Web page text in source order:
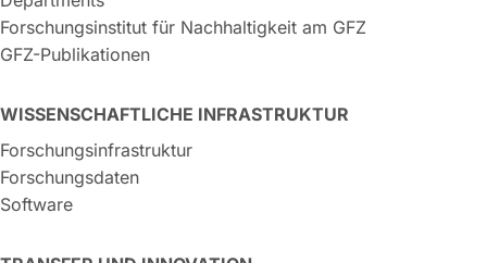
Forschungsinstitut für Nachhaltigkeit am GFZ
GFZ-Publikationen
WISSENSCHAFTLICHE INFRASTRUKTUR
Forschungsinfrastruktur
Forschungsdaten
Software